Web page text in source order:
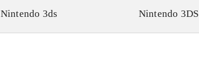
Nintendo 3ds Nintendo 3DS